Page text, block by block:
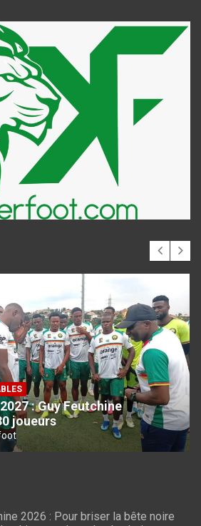
: Guy Feutchine
joueurs
2026 : Pour briser la bête noire